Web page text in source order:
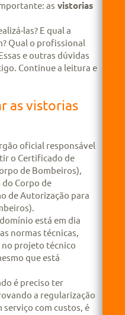
as vistorias
las? E qual a
Qual o profissional
e outras dúvidas
Continue a leitura e
as vistorias
oficial responsável
o Certificado de
de Bombeiros),
do Corpo de
de Autorização para
está em dia
normas técnicas,
no projeto técnico
que está
é preciso ter
a regularização
serviço com custos, é